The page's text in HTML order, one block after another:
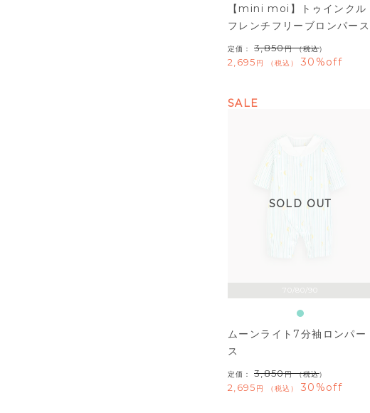
【mini moi】トゥインクル
フレンチフリーブロンパース
定価： 3,850 （税込）
2,695 税込 30%off
70/80/90
SOLD OUT
SALE
ムーンライト7分袖ロンパー
ス
定価： 3,850 （税込）
2,695 税込 30%off